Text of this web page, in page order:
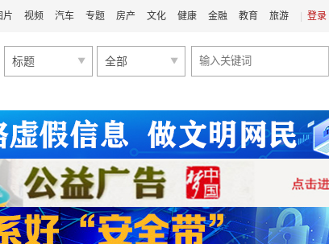
登录
片 视频 汽车 专题 房产 文化 健康 金融 教育 旅游
标题 全部